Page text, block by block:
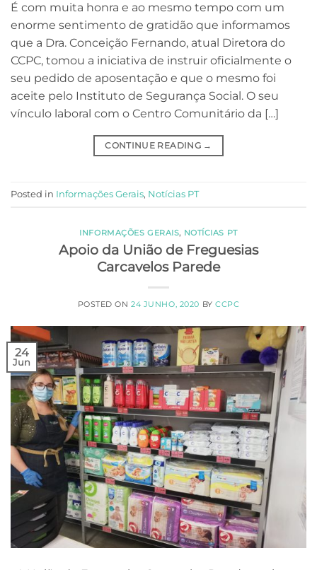
É com muita honra e ao mesmo tempo com um
enorme sentimento de gratidão que informamos
que a Dra. Conceição Fernando, atual Diretora do
CCPC, tomou a iniciativa de instruir oficialmente o
seu pedido de aposentação e que o mesmo foi
aceite pelo Instituto de Segurança Social. O seu
vínculo laboral com o Centro Comunitário da […]
CONTINUE READING →
Posted in Informações Gerais, Notícias PT
INFORMAÇÕES GERAIS, NOTÍCIAS PT
Apoio da União de Freguesias
Carcavelos Parede
POSTED ON24 JUNHO, 2020 BYCCPC
24
Jun